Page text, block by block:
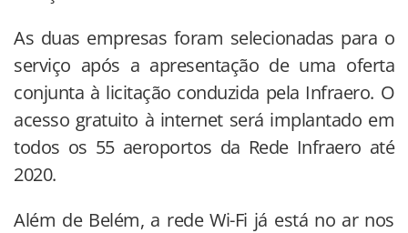
As duas empresas foram selecionadas para o
serviço após a apresentação de uma oferta
conjunta à licitação conduzida pela Infraero. O
acesso gratuito à internet será implantado em
todos os 55 aeroportos da Rede Infraero até
2020.
Além de Belém, a rede Wi-Fi já está no ar nos